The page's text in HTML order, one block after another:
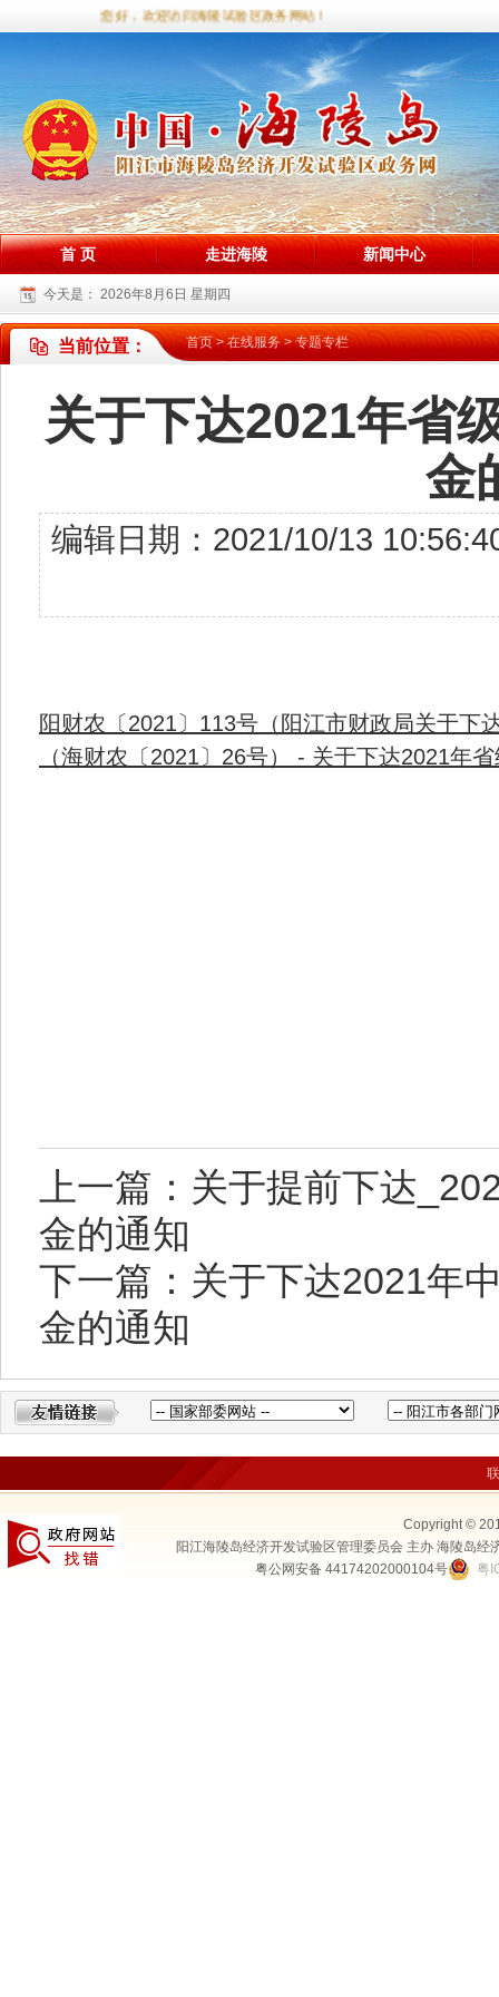
您好，欢迎访问海陵试验区政务网站！
首 页 走进海陵 新闻中心
今天是： 2026年8月6日 星期四
当前位置： 首页>在线服务>专题专栏
关于下达2021年省
金
编辑日期：2021/10/13
阳财农〔2021〕113号（阳江市财政局关于下
（海财农〔2021〕26号） - 关于下达2021年
上一篇：关于提前下达
金的通知
下一篇：关于下达2021年
金的通知
Copyright ©
阳江海陵岛经济开发试验区管理委员会 主办 海陵岛
粤公网安备 44174202000104号
粤